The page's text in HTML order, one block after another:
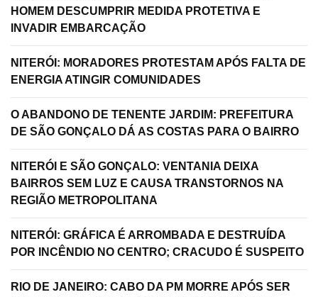
HOMEM DESCUMPRIR MEDIDA PROTETIVA E
INVADIR EMBARCAÇÃO
NITERÓI: MORADORES PROTESTAM APÓS FALTA DE
ENERGIA ATINGIR COMUNIDADES
O ABANDONO DE TENENTE JARDIM: PREFEITURA
DE SÃO GONÇALO DÁ AS COSTAS PARA O BAIRRO
NITERÓI E SÃO GONÇALO: VENTANIA DEIXA
BAIRROS SEM LUZ E CAUSA TRANSTORNOS NA
REGIÃO METROPOLITANA
NITERÓI: GRÁFICA É ARROMBADA E DESTRUÍDA
POR INCÊNDIO NO CENTRO; CRACUDO É SUSPEITO
RIO DE JANEIRO: CABO DA PM MORRE APÓS SER